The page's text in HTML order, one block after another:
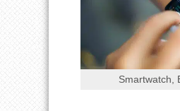
Smartwatch,